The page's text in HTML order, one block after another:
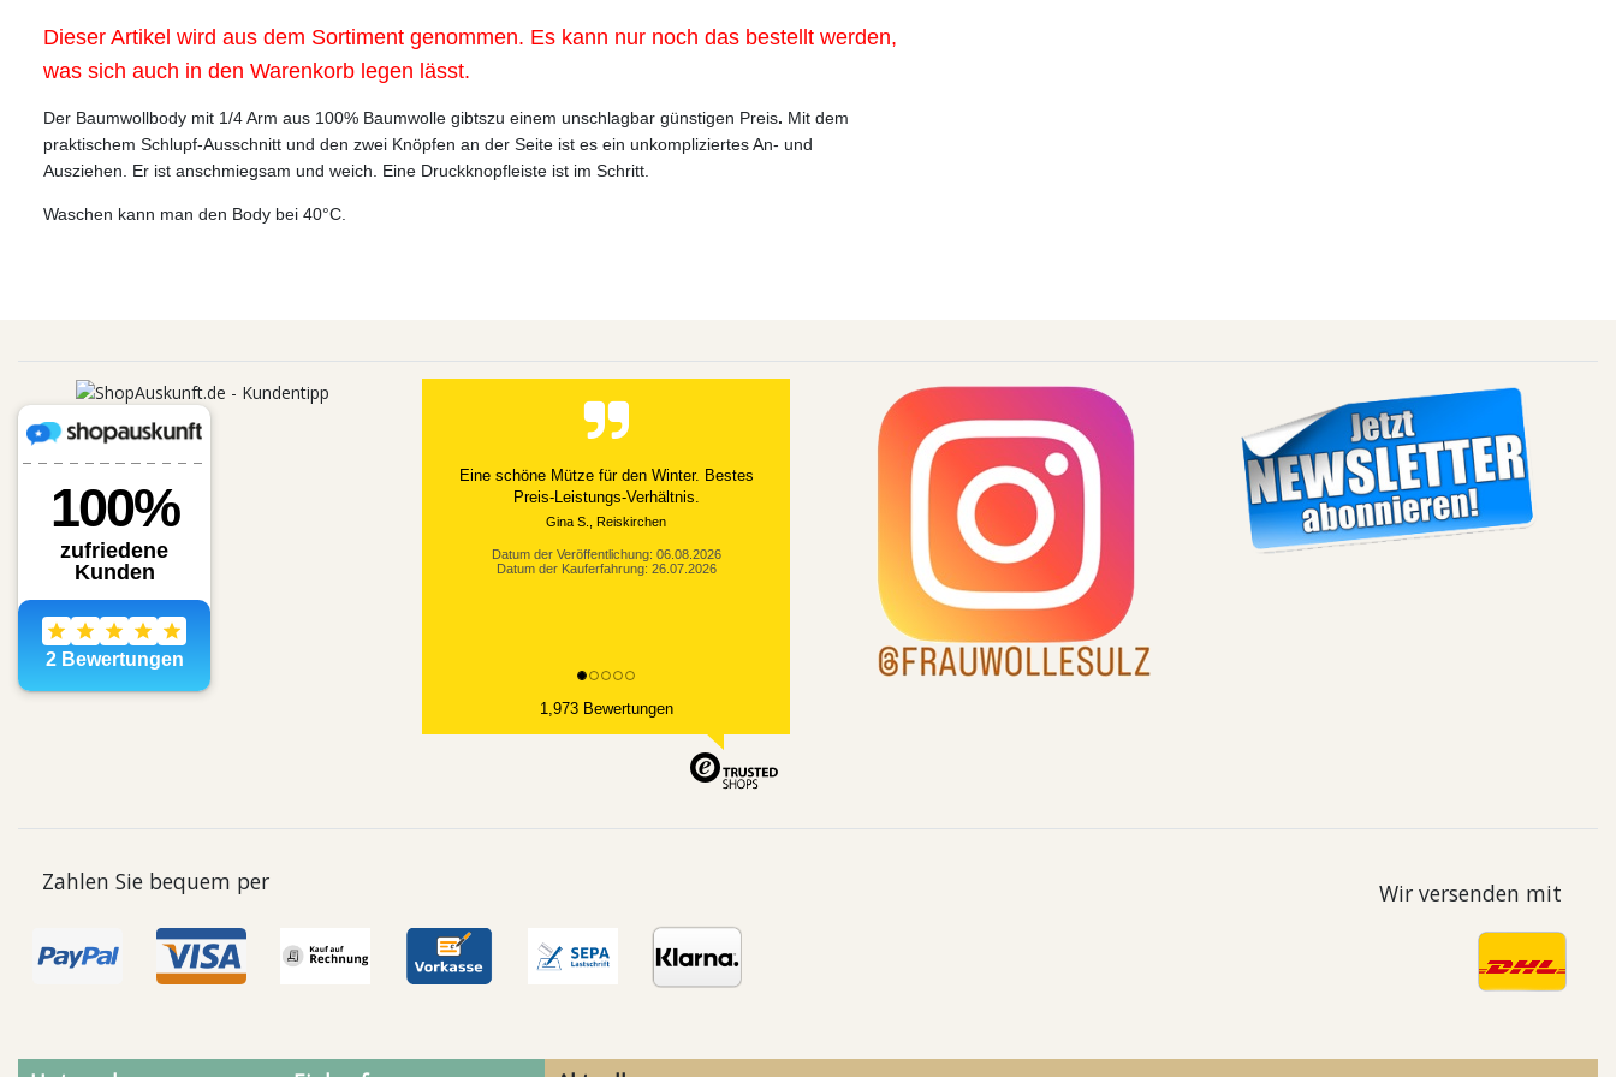
Dieser Artikel wird aus dem Sortiment genommen. Es kann nur noch das bestellt werden,
was sich auch in den Warenkorb legen lässt.
Der Baumwollbody mit 1/4 Arm aus 100% Baumwolle gibtszu einem unschlagbar günstigen Preis. Mit dem
praktischem Schlupf-Ausschnitt und den zwei Knöpfen an der Seite ist es ein unkompliziertes An- und
Ausziehen. Er ist anschmiegsam und weich. Eine Druckknopfleiste ist im Schritt.
Waschen kann man den Body bei 40°C.
Eine schöne Mütze für den Winter. Bestes
Preis-Leistungs-Verhältnis.
Gina S., Reiskirchen
Datum der Veröffentlichung: 06.08.2026
Datum der Kauferfahrung: 26.07.2026
1,973 Bewertungen
Zahlen Sie bequem per Wir versenden mit